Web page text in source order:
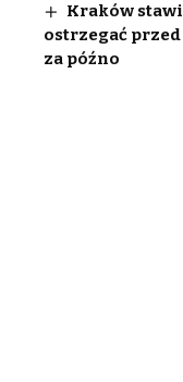
Kraków
ostrzegać
za późno